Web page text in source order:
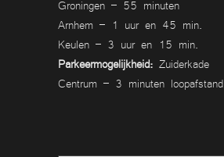
Groningen – 55 minuten
Arnhem – 1 uur en 45 min.
Keulen – 3 uur en 15 min.
Parkeermogelijkheid: Zuiderkade
Centrum – 3 minuten loopafstand